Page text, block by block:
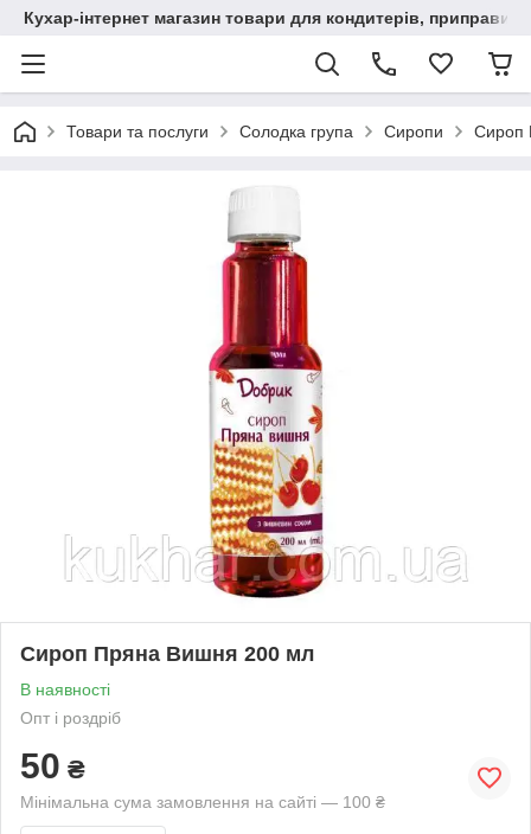
Кухар-інтернет магазин товари для кондитерів, приправи,
Товари та послуги Солодка група Сиропи Сироп
Сироп Пряна Вишня 200 мл
В наявності
Опт і роздріб
50 ₴
Мінімальна сума замовлення на сайті — 100 ₴